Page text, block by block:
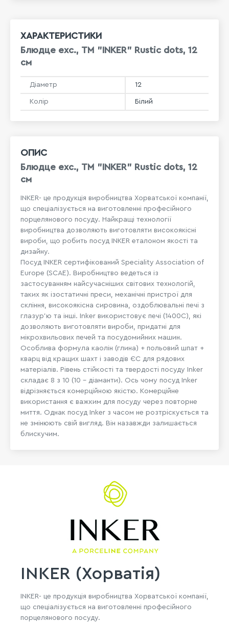
ОПИС
Блюдце exc., ТМ "INKER" Rustic dots, 12
см
INKER- це продукція виробництва Хорватської компанії,
що спеціалізується на виготовленні професійного
порцелянового посуду. Найкращі технології
виробництва дозволяють виготовляти високоякісні
вироби, що робить посуд INKER еталоном якості та
дизайну.
Посуд INKER сертифікований Speciality Association of
Europe (SCAE). Виробництво ведеться із
застосуванням найсучасніших світових технологій,
таких як ізостатичні преси, механічні пристрої для
скління, високоякісна сировина, оздоблювальні печі з
глазур'ю та інші. Inker використовує печі (1400C), які
дозволяють виготовляти вироби, придатні для
мікрохвильових печей та посудомийних машин.
Особлива формула каолін (глина) + польовий шпат +
кварц від кращих шахт і заводів ЄС для рядових
матеріалів. Рівень стійкості та твердості посуду Inker
складає 8 з 10 (10 - діаманти). Ось чому посуд Inker
відрізняється комерційною якістю. Комерційне
використання є важким для посуду через повторне
миття. Однак посуд Inker з часом не розтріскується та
не змінюють свій вигляд. Він назавжди залишається
блискучим.
ХАРАКТЕРИСТИКИ
Блюдце exc., ТМ "INKER" Rustic dots, 12
см
Діаметр 12
Колір Білий
INKER (Хорватія)
INKER- це продукція виробництва Хорватської компанії,
що спеціалізується на виготовленні професійного
порцелянового посуду.